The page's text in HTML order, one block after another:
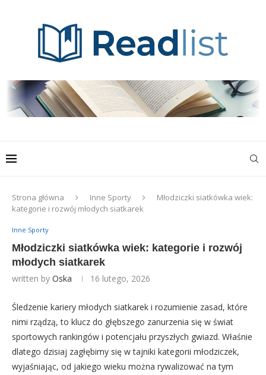
Strona główna Inne Sporty
Młodziczki siatkówka wiek:
kategorie i rozwój młodych siatkarek
Inne Sporty
Młodziczki siatkówka wiek: kategorie i rozwój
młodych siatkarek
written by Oska 16 lutego, 2026
Śledzenie kariery młodych siatkarek i rozumienie zasad, które
nimi rządzą, to klucz do głębszego zanurzenia się w świat
sportowych rankingów i potencjału przyszłych gwiazd. Właśnie
dlatego dzisiaj zagłębimy się w tajniki kategorii młodziczek,
wyjaśniając, od jakiego wieku można rywalizować na tym